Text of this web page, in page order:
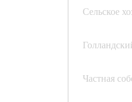
Сельское
Частная